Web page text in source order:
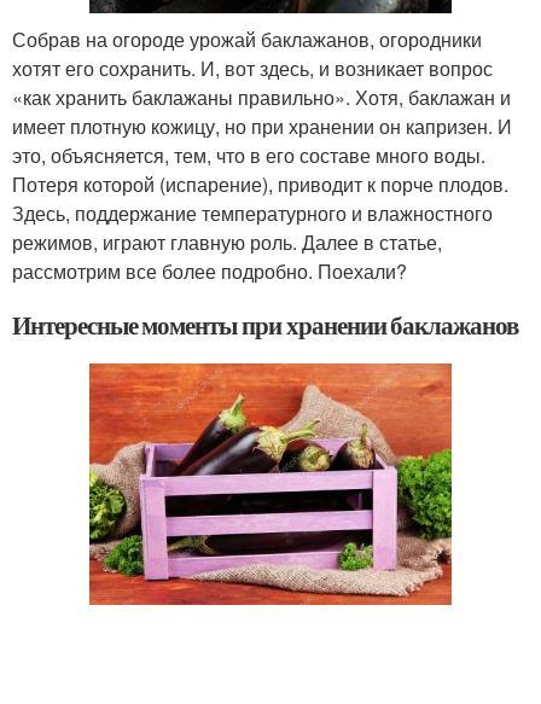
Собрав на огороде урожай баклажанов, огородники
хотят его сохранить. И, вот здесь, и возникает вопрос
«как хранить баклажаны правильно». Хотя, баклажан и
имеет плотную кожицу, но при хранении он капризен. И
это, объясняется, тем, что в его составе много воды.
Потеря которой (испарение), приводит к порче плодов.
Здесь, поддержание температурного и влажностного
режимов, играют главную роль. Далее в статье,
рассмотрим все более подробно. Поехали?
Интересные моменты при хранении баклажанов